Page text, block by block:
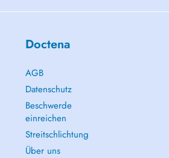
Doctena
AGB
Datenschutz
Beschwerde
einreichen
Streitschlichtung
Über uns